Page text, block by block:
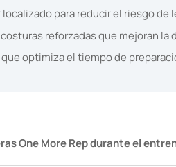
para reducir el riesgo
reforzadas que mejoran
optimiza el tiempo de
One More Rep durante el